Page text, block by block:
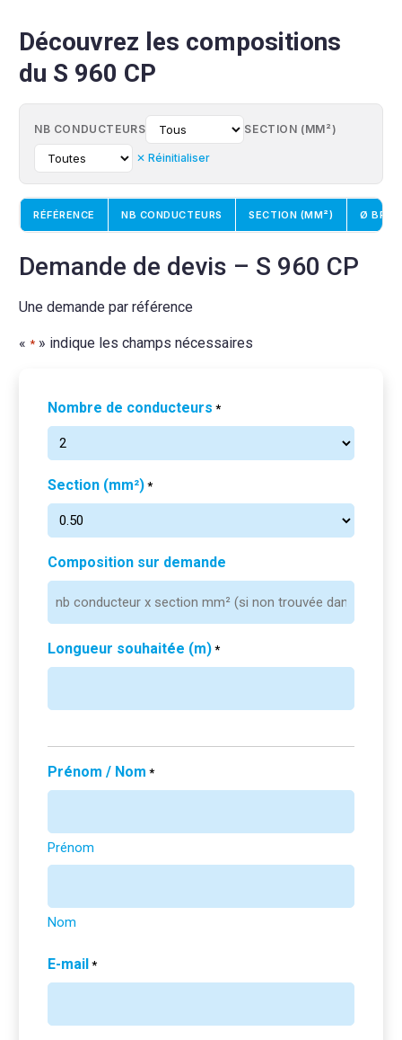
Découvrez les compositions
du S 960 CP
NB CONDUCTEURS SECTION (MM²)
✕ Réinitialiser
RÉFÉRENCE NB CONDUCTEURS SECTION (MM²) Ø
Demande de devis – S 960 CP
Une demande par référence
« *» indique les champs nécessaires
Nombre de conducteurs *
Section (mm²) *
Composition sur demande
Longueur souhaitée (m) *
Prénom / Nom *
Prénom
Nom
E-mail *